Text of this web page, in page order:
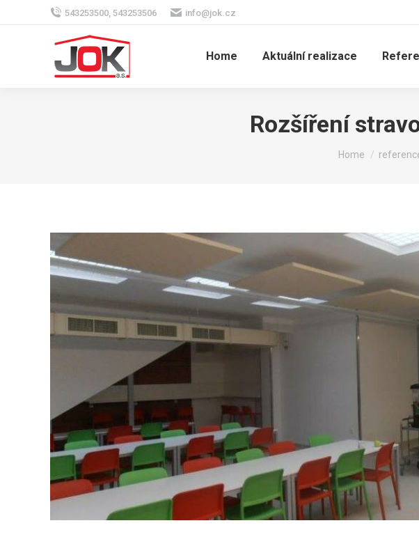
543253500, 543253506 info@jok.cz
Home Aktuální realizace
Rozšíření
You are here:
Home